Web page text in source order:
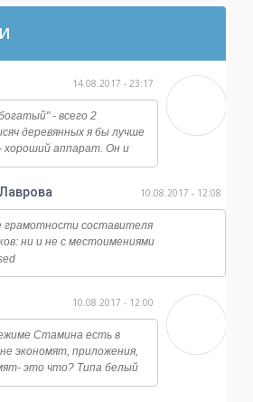
14.08.2017 - 23:17
- всего 2
деревянных я бы лучше
хороший аппарат. Он и
и камера у него
сяоми и мейзу по
дороже.
10.08.2017 - 12:08
грамотности составителя
ни и не с местоимениями
10.08.2017 - 12:00
Стамина есть в
экономят, приложения,
это что? Типа белый